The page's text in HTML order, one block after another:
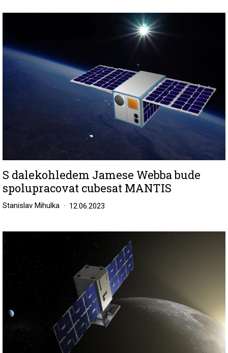
S dalekohledem Jamese Webba bude
spolupracovat cubesat MANTIS
Stanislav Mihulka 12.06.2023
Image